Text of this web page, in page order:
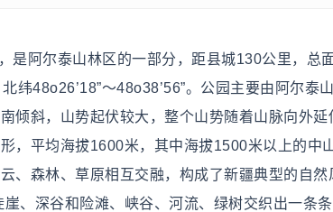
阿尔泰山林区的一部分，距县城130公里，总
纬48o26’18”～48o38’56”。公园主要由阿尔泰
倾斜，山势起伏较大，整个山势随着山脉向外延
，平均海拔1600米，其中海拔1500米以上的中
、森林、草原相互交融，构成了新疆典型的自然
、深谷和险滩、峡谷、河流、绿树交织出一条